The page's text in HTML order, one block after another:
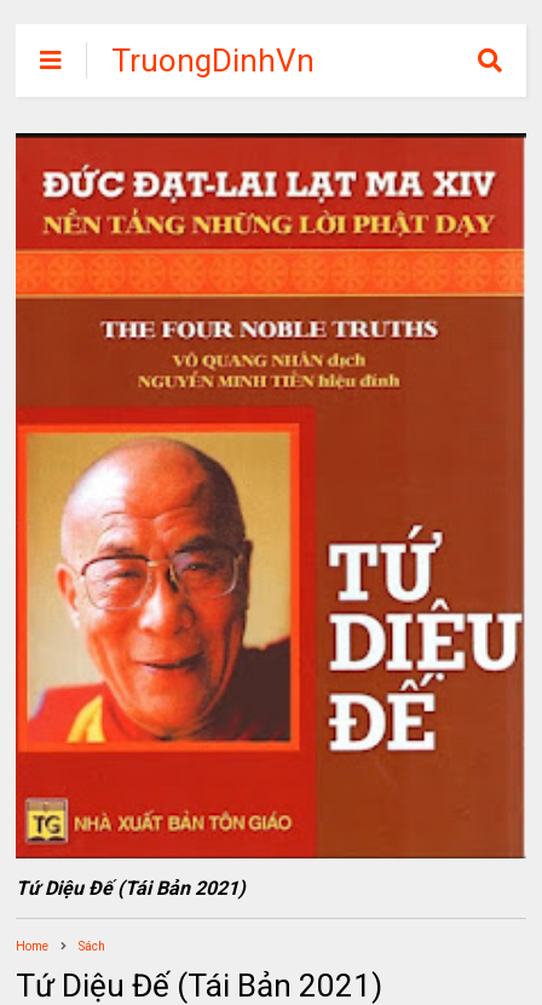
TruongDinhVn
Chia sẽ ebook,
các khóa học,
phần mềm học
tập miễn phí
Tứ Diệu Đế (Tái Bản 2021)
Home Sách
Tứ Diệu Đế (Tái Bản 2021)